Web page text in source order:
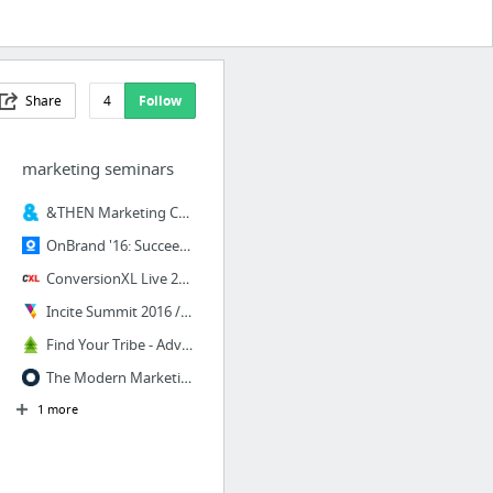
Share 4 Follow
marketing seminars
&THEN Marketing Conference - ANDTHEN - DMA Marketing Conference - &THEN17 : &THEN17
OnBrand '16: Succeed in a Brand New Era
ConversionXL Live 2017. 3-Day Growth & Conversion Optimization Event. April 5-7.
Incite Summit 2016 // 23 - 24 May, 2017 // San Francisco, CA
Find Your Tribe - Advocamp
The Modern Marketing Summit 2016 | ONTRAPORT
1 more